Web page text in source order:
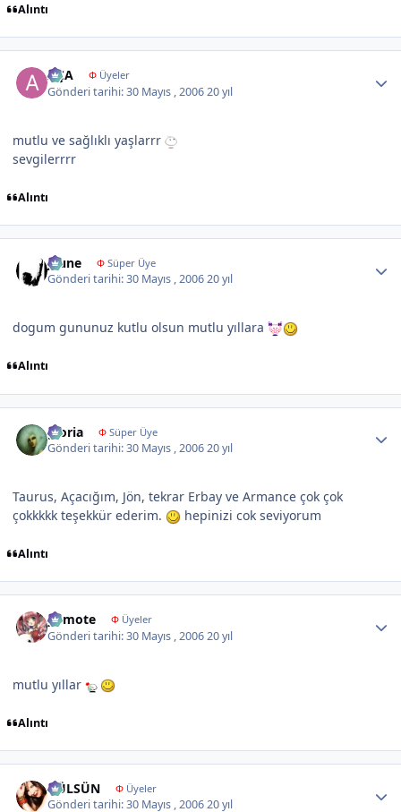
Alıntı
AÇA ΦÜyeler
Gönderi tarihi:30 Mayıs , 200620 yıl
mutlu ve sağlıklı yaşlarrr
sevgilerrrr
Alıntı
jeune ΦSüper Üye
Gönderi tarihi:30 Mayıs , 200620 yıl
dogum gununuz kutlu olsun mutlu yıllara
Alıntı
gloria ΦSüper Üye
Gönderi tarihi:30 Mayıs , 200620 yıl
Taurus, Açacığım, Jön, tekrar Erbay ve Armance çok çok
çokkkkk teşekkür ederim.
hepinizi cok seviyorum
Alıntı
yumote ΦÜyeler
Gönderi tarihi:30 Mayıs , 200620 yıl
mutlu yıllar
Alıntı
GÜLSÜN ΦÜyeler
Gönderi tarihi:30 Mayıs , 200620 yıl